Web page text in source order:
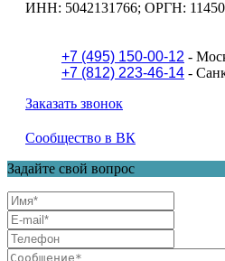
ИНН: 5042131766; ОРГН:
+7 (495) 150-00-12 -
+7 (812) 223-46-14 -
Заказать звонок
Сообщество в ВК
Задайте свой вопрос